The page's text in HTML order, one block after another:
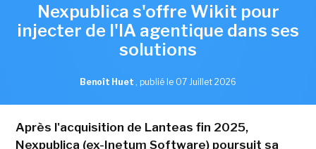
Nexpublica s'offre Wikit pour
injecter de l'IA agentique dans ses
solutions
Benoît Huet , publié le 07 Juillet 2026
Après l'acquisition de Lanteas fin 2025,
Nexpublica (ex-Inetum Software) poursuit sa